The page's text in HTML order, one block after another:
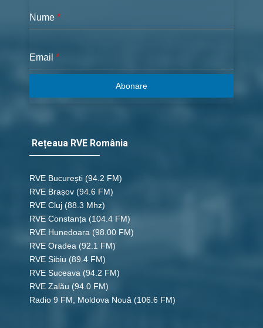
Nume *
Email *
Abonare
Rețeaua RVE România
RVE București (94.2 FM)
RVE Brașov (94.6 FM)
RVE Cluj (88.3 Mhz)
RVE Constanța (104.4 FM)
RVE Hunedoara (98.00 FM)
RVE Oradea (92.1 FM)
RVE Sibiu (89.4 FM)
RVE Suceava (94.2 FM)
RVE Zalău (94.0 FM)
Radio 9 FM, Moldova Nouă (106.6 FM)